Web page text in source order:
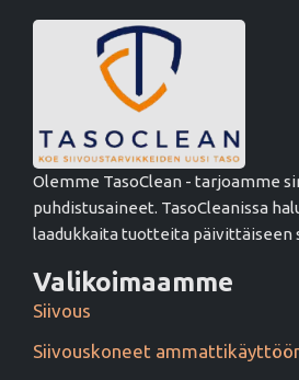
Olemme TasoClean - tarjoamme
puhdistusaineet. TasoCleanissa
laadukkaita tuotteita päivittäiseen
Valikoimaamme
Siivous
Siivouskoneet